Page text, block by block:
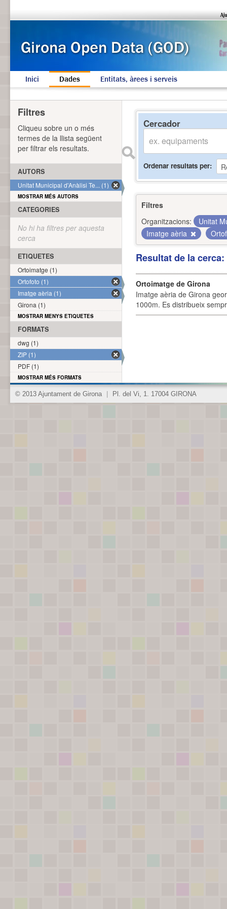
Inici Dades Entitats, àrees i serveis
Cercador
Ordenar resultats per
Filtres
Organitzacions:
Unitat
Imatge aèria
Resultat de la
Ortoimatge de Girona
Imatge aèria de Girona
1000m. Es distribueix
Filtres
Cliqueu sobre un o més
termes de la llista següent
per filtrar els resultats.
AUTORS
Unitat Municipal d'Anàlisi Te... (1)
MOSTRAR MÉS AUTORS
CATEGORIES
No hi ha filtres per aquesta
cerca
ETIQUETES
Ortoimatge (1)
Ortofoto (1)
Imatge aèria (1)
Girona (1)
MOSTRAR MENYS ETIQUETES
FORMATS
dwg (1)
ZIP (1)
PDF (1)
MOSTRAR MÉS FORMATS
© 2013 Ajuntament de Girona Pl. del Vi, 1. 17004 GIRONA